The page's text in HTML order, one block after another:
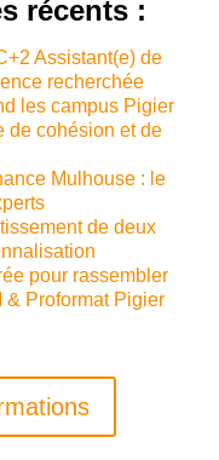
récents :
Assistant(e) de
recherchée
les campus Pigier
de cohésion et de
Mulhouse : le
de deux
pour rassembler
& Proformat Pigier